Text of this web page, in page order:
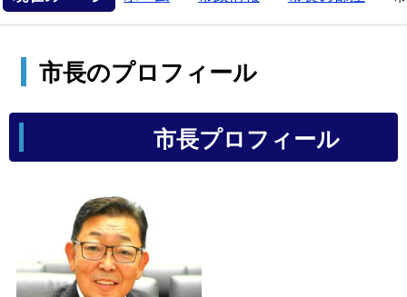
市長のプロフィール
市長プロフィール